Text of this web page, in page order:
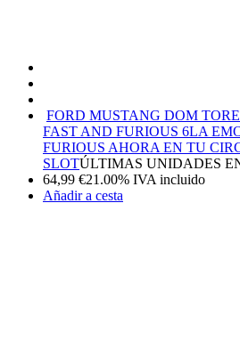
FORD MUSTANG DOM
FAST AND FURIOUS 6LA
FURIOUS AHORA EN TU
SLOTÚLTIMAS UNIDADES
64,99 €21.00% IVA incluido
Añadir a cesta